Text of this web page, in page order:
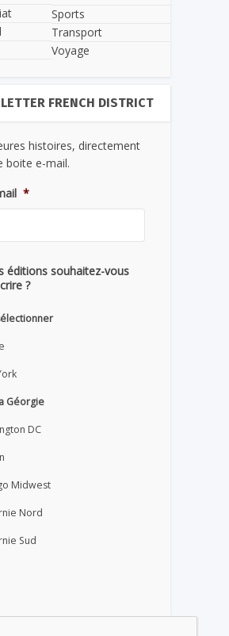
Sports
Transport
Voyage
FRENCH DISTRICT
histoires, directement
boite e-mail.
*
éditions souhaitez-vous
?
Géorgie
DC
Midwest
Nord
Sud